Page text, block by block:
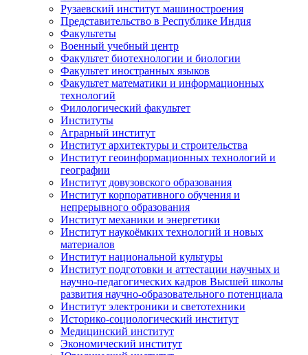
Рузаевский институт машиностроения
Представительство в Республике Индия
Факультеты
Военный учебный центр
Факультет биотехнологии и биологии
Факультет иностранных языков
Факультет математики и информационных
технологий
Филологический факультет
Институты
Аграрный институт
Институт архитектуры и строительства
Институт геоинформационных технологий и
географии
Институт довузовского образования
Институт корпоративного обучения и
непрерывного образования
Институт механики и энергетики
Институт наукоёмких технологий и новых
материалов
Институт национальной культуры
Институт подготовки и аттестации научных и
научно-педагогических кадров Высшей школы
развития научно-образовательного потенциала
Институт электроники и светотехники
Историко-социологический институт
Медицинский институт
Экономический институт